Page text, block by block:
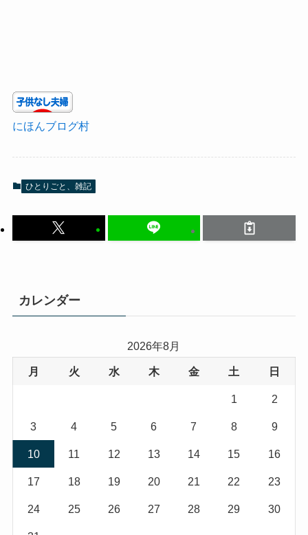
にほんブログ村
ひとりごと、雑記
カレンダー
2026年8月
月 火 水 木 金 土 日
1 2
3 4 5 6 7 8 9
10 11 12 13 14 15 16
17 18 19 20 21 22 23
24 25 26 27 28 29 30